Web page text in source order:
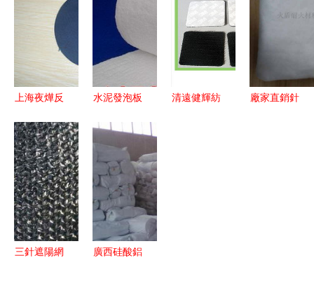
銷售解析
日用百貨的
啟示
在拼多多平
臺創下
6000萬元
農貨與紡織
品銷售佳績
銷開啟
上海夜燁反
業庫存紡織
品與日用百
貨產品全覽
水泥發泡板
日用百貨一
站式采購指
南
清遠健輝紡
廠家直銷針
三針遮陽網
廣西硅酸鋁